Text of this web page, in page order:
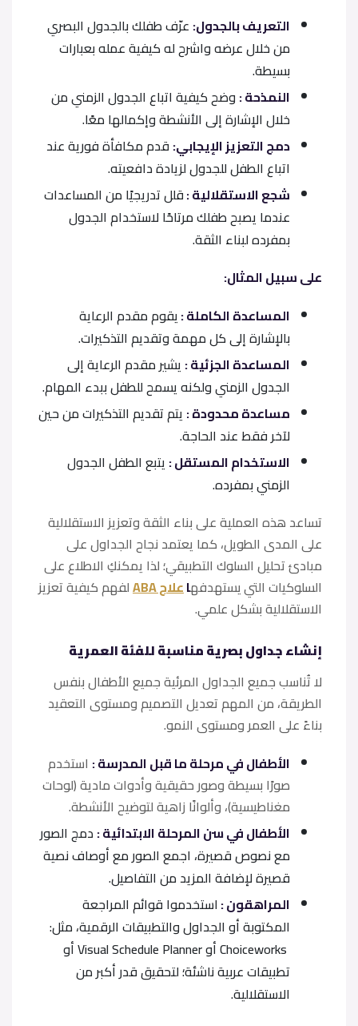
التعريف بالجدول: عرّف طفلك بالجدول البصري
من خلال عرضه واشرح له كيفية عمله بعبارات
بسيطة.
النمذحة : وضح كيفية اتباع الجدول الزمني من
خلال الإشارة إلى الأنشطة وإكمالها معًا.
دمج التعزيز الإيجابي: قدم مكافأة فورية عند
اتباع الطفل للجدول لزيادة دافعيته.
شجع الاستقلالية :قلل تدريجيًا من المساعدات
عندما يصبح طفلك مرتاحًا لاستخدام الجدول
بمفرده لبناء الثقة.
على سبيل المثال:
المساعدة الكاملة : يقوم مقدم الرعاية
بالإشارة إلى كل مهمة وتقديم التذكيرات.
المساعدة الجزئية : يشير مقدم الرعاية إلى
الجدول الزمني ولكنه يسمح للطفل ببدء المهام.
مساعدة محدودة : يتم تقديم التذكيرات من حين
لآخر فقط عند الحاجة.
الاستخدام المستقل : يتبع الطفل الجدول
الزمني بمفرده.
تساعد هذه العملية على بناء الثقة وتعزيز الاستقلالية
على المدى الطويل، كما يعتمد نجاح الجداول على
مبادئ تحليل السلوك التطبيقي؛ لذا يمكنكِ الاطلاع على
السلوكيات التييستهدفهاعلاج ABA
لفهم كيفية تعزيز
الاستقلالية بشكل علمي.
إنشاء جداول بصرية مناسبة للفئة العمرية
لا تُناسب جميع الجداول المرئية جميع الأطفال بنفس
الطريقة، من المهم تعديل التصميم ومستوى التعقيد
بناءً على العمر ومستوى النمو.
الأطفال في مرحلة ما قبل المدرسة : استخدم
صورًا بسيطة وصور حقيقية وأدوات مادية (لوحات
مغناطيسية)، وألوانًا زاهية لتوضيح الأنشطة.
الأطفال في سن المرحلة الابتدائية : دمج الصور
مع نصوص قصيرة، اجمع الصور مع أوصاف نصية
قصيرة لإضافة المزيد من التفاصيل.
المراهقون : استخدموا قوائم المراجعة
المكتوبة أو الجداول والتطبيقات الرقمية، مثل:
Choiceworks أو Visual Schedule Planner أو
تطبيقات عربية ناشئة؛ لتحقيق قدر أكبر من
الاستقلالية.